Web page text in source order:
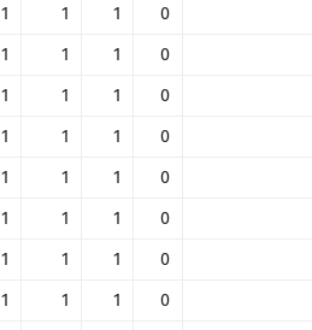
0
1
1
1
0
1
1
1
0
1
1
1
0
1
1
1
0
1
1
1
0
1
1
1
0
1
1
1
0
1
1
1